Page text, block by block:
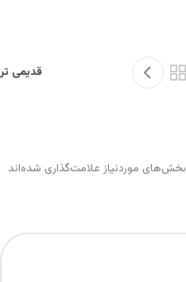
قدیمی تر
بخش‌های موردنیاز علامت‌گذاری شده‌اند